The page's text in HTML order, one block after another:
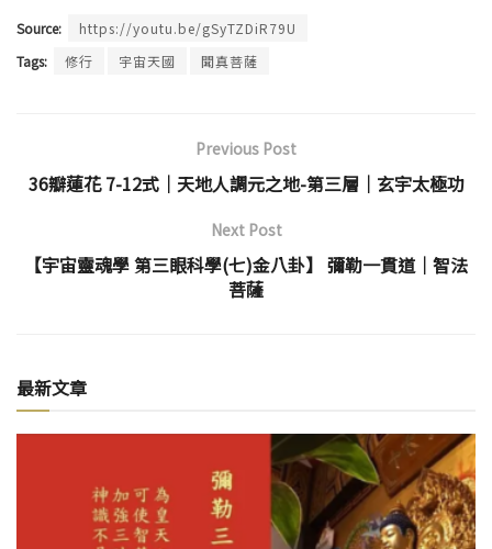
Source:
https://youtu.be/gSyTZDiR79U
Tags:
修行 宇宙天國 聞真菩薩
Previous Post
36瓣蓮花 7-12式│天地人調元之地-第三層│玄宇太極功
Next Post
【宇宙靈魂學 第三眼科學(七)金八卦】 彌勒一貫道│智法
菩薩
最新文章